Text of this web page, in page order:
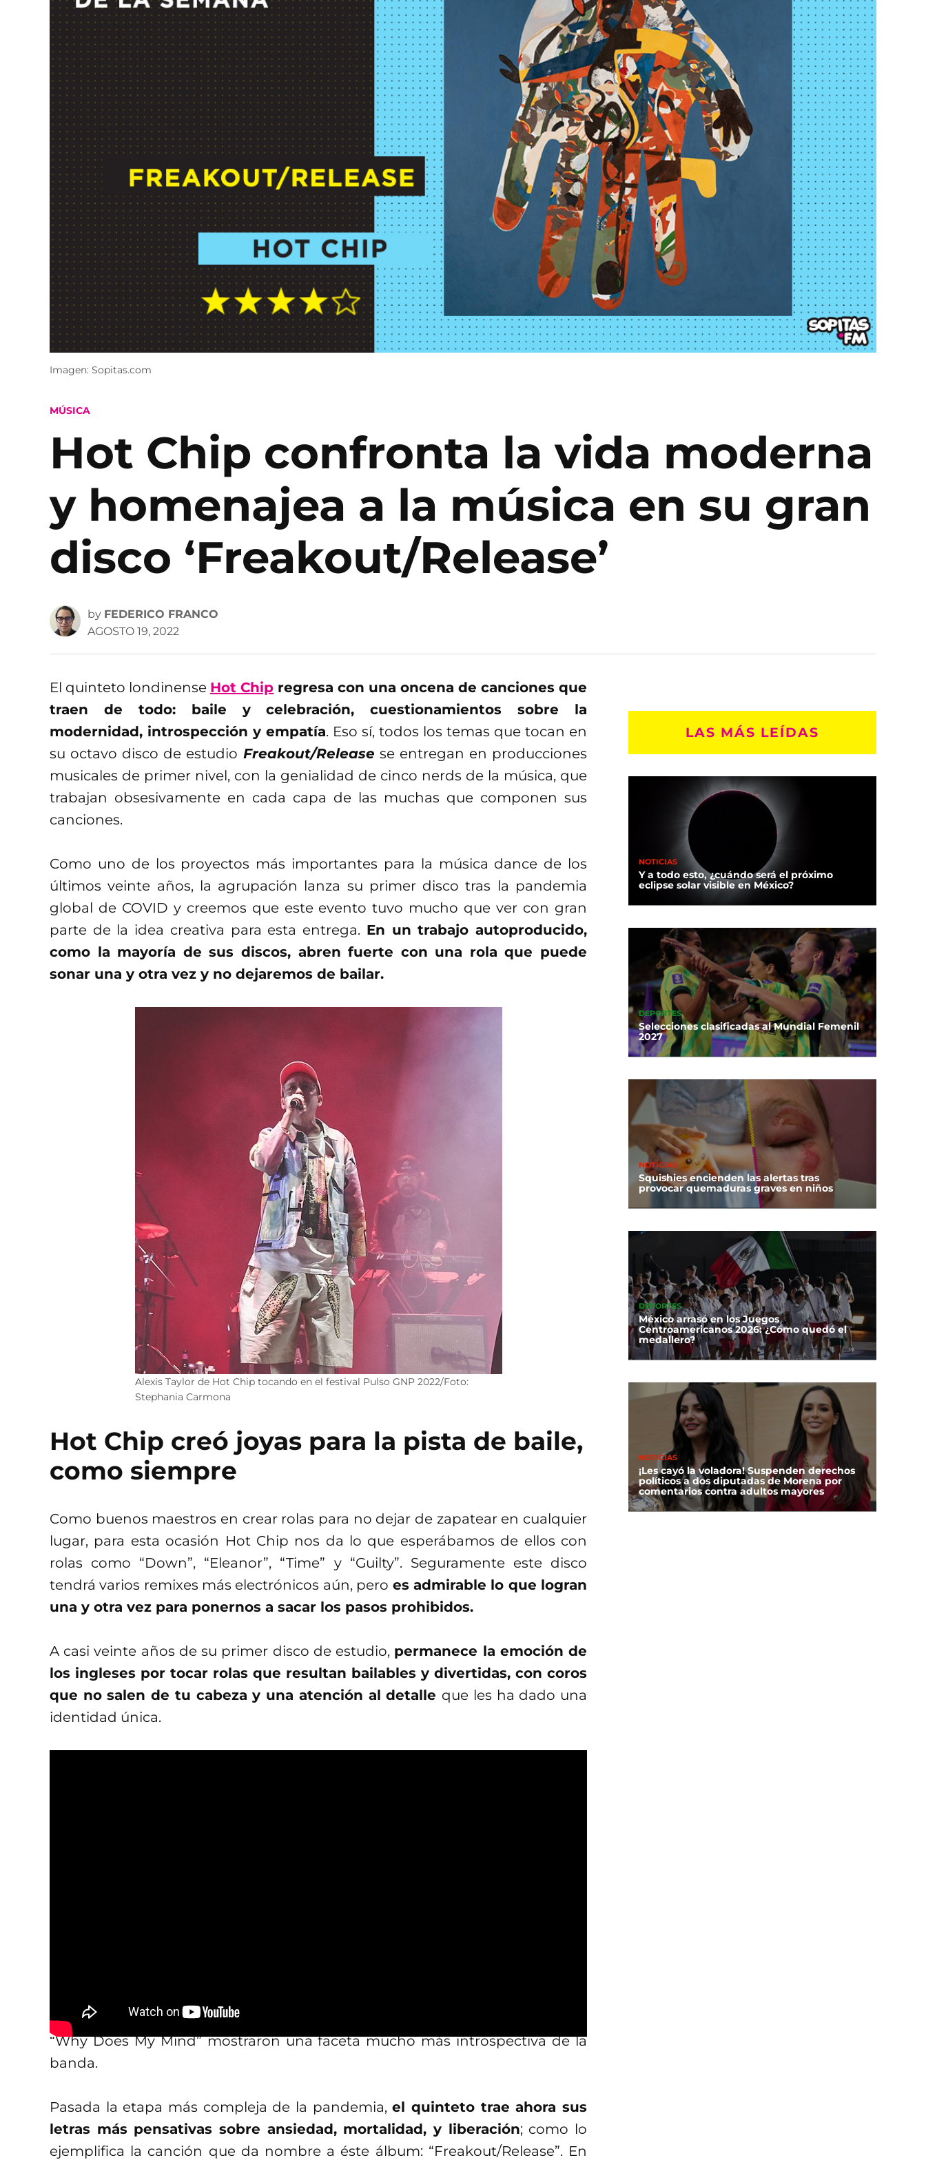
Imagen: Sopitas.com
POSTED
MÚSICA
Hot Chip confronta la vida moderna
y homenajea a la música en su gran
disco ‘Freakout/Release’
by FEDERICO FRANCO
AGOSTO 19, 2022
El quinteto londinense Hot Chip regresa con una oncena de canciones que
traen de todo: baile y celebración, cuestionamientos sobre la
modernidad, introspección y empatía. Eso sí, todos los temas que tocan en
su octavo disco de estudio Freakout/Release se entregan en producciones
musicales de primer nivel, con la genialidad de cinco nerds de la música, que
trabajan obsesivamente en cada capa de las muchas que componen sus
canciones.
Como uno de los proyectos más importantes para la música dance de los
últimos veinte años, la agrupación lanza su primer disco tras la pandemia
global de COVID y creemos que este evento tuvo mucho que ver con gran
parte de la idea creativa para esta entrega. En un trabajo autoproducido,
como la mayoría de sus discos, abren fuerte con una rola que puede
sonar una y otra vez y no dejaremos de bailar.
Alexis Taylor de Hot Chip tocando en el festival Pulso GNP 2022/Foto:
Stephania Carmona
Hot Chip creó joyas para la pista de baile,
como siempre
Como buenos maestros en crear rolas para no dejar de zapatear en cualquier
lugar, para esta ocasión Hot Chip nos da lo que esperábamos de ellos con
rolas como “Down”, “Eleanor”, “Time” y “Guilty”. Seguramente este disco
tendrá varios remixes más electrónicos aún, pero es admirable lo que logran
una y otra vez para ponernos a sacar los pasos prohibidos.
A casi veinte años de su primer disco de estudio, permanece la emoción de
los ingleses por tocar rolas que resultan bailables y divertidas, con coros
que no salen de tu cabeza y una atención al detalle que les ha dado una
identidad única.
esto fue
A Bath Full of Ecstasy
“Why Does My Mind” mostraron una faceta mucho más introspectiva de la
banda.
Pasada la etapa más compleja de la pandemia,el quinteto trae ahora sus
letras más pensativas sobre ansiedad, mortalidad, y liberación; como lo
ejemplifica la canción que da nombre a éste álbum: “Freakout/Release”. En
LAS MÁS LEÍDAS
NOTICIAS
Y a todo esto, ¿cuándo será el próximo
eclipse solar visible en México?
DEPORTES
Selecciones clasificadas al Mundial Femenil
2027
NOTICIAS
Squishies encienden las alertas tras
provocar quemaduras graves en niños
DEPORTES
México arrasó en los Juegos
Centroamericanos 2026: ¿Cómo quedó el
medallero?
NOTICIAS
¡Les cayó la voladora! Suspenden derechos
políticos a dos diputadas de Morena por
comentarios contra adultos mayores